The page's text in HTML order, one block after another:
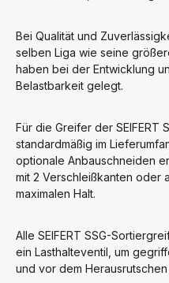
Bei Qualität und
selben Liga wie seine
haben bei der Entwicklung
Belastbarkeit gelegt.
Für die Greifer der SEIFERT
standardmäßig im
optionale Anbauschneiden
mit 2 Verschleißkanten oder
maximalen Halt.
Alle SEIFERT SSG-
ein Lasthalteventil, um
und vor dem